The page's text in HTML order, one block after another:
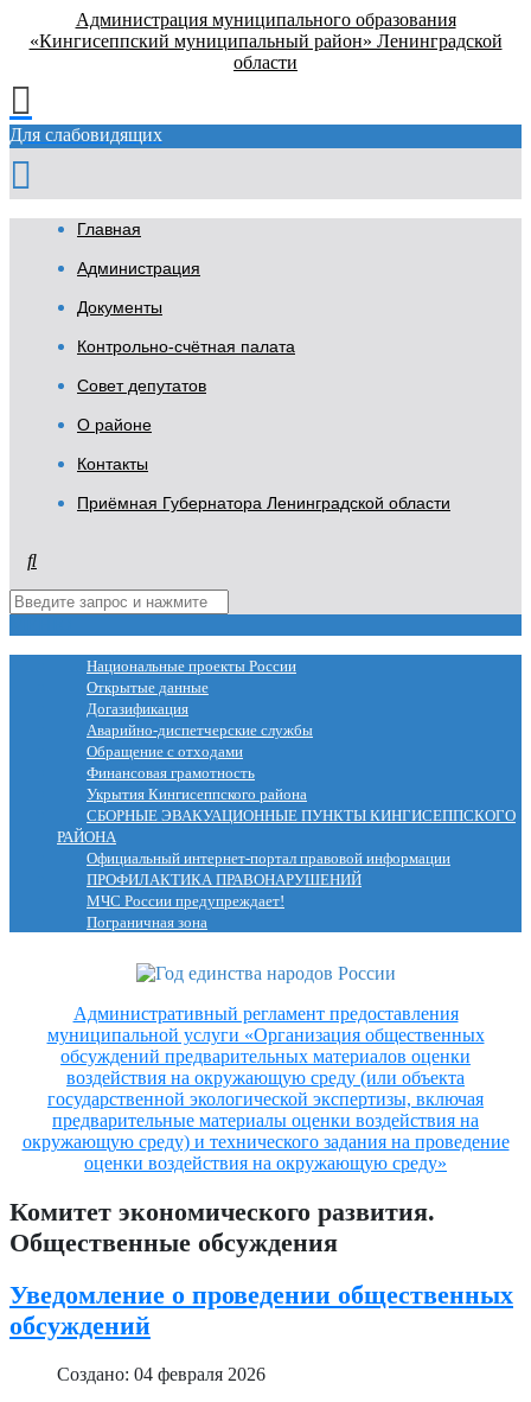
Администрация муниципального образования
«Кингисеппский муниципальный район» Ленинградской
области
Для слабовидящих
Главная
Администрация
Документы
Контрольно-счётная палата
Совет депутатов
О районе
Контакты
Приёмная Губернатора Ленинградской области
Национальные проекты России
Открытые данные
Догазификация
Аварийно-диспетчерские службы
Обращение с отходами
Финансовая грамотность
Укрытия Кингисеппского района
СБОРНЫЕ ЭВАКУАЦИОННЫЕ ПУНКТЫ КИНГИСЕППСКОГО
РАЙОНА
Официальный интернет-портал правовой информации
ПРОФИЛАКТИКА ПРАВОНАРУШЕНИЙ
МЧС России предупреждает!
Пограничная зона
Административный регламент предоставления
муниципальной услуги «Организация общественных
обсуждений предварительных материалов оценки
воздействия на окружающую среду (или объекта
государственной экологической экспертизы, включая
предварительные материалы оценки воздействия на
окружающую среду) и технического задания на проведение
оценки воздействия на окружающую среду»
Комитет экономического развития.
Общественные обсуждения
Уведомление о проведении общественных
обсуждений
Создано: 04 февраля 2026